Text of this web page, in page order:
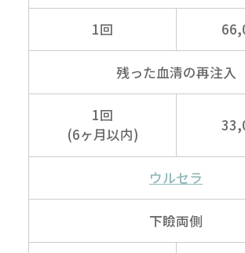
1回
残った血清の再注入
1回
(6ヶ月以内)
ウルセラ
下瞼両側